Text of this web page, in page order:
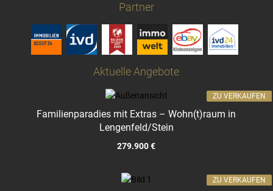
Partner
Aktuelle Angebote
Familienparadies mit Extras – Wohn(t)raum in
Lengenfeld/Stein
279.900 €
ZU VERKAUFEN
ZU VERKAUFEN